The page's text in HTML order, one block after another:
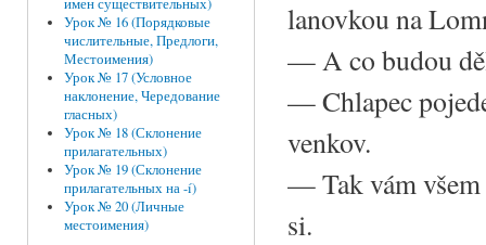
имен существительных)
Урок № 16 (Порядковые
числительные, Предлоги,
Местоимения)
Урок № 17 (Условное
наклонение, Чередование
гласных)
Урок № 18 (Склонение
прилагательных)
Урок № 19 (Склонение
прилагательных на -í)
Урок № 20 (Личные
местоимения)
lanovkou na
— A co budou
— Chlapec
venkov.
— Tak vám všem
si.